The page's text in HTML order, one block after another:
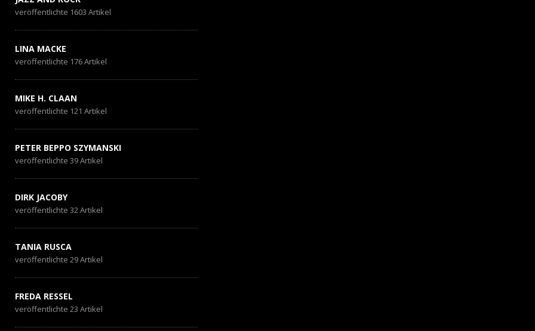
veröffentlichte 1603 Artikel
LINA MACKE
veröffentlichte 176 Artikel
MIKE H. CLAAN
veröffentlichte 121 Artikel
PETER BEPPO SZYMANSKI
veröffentlichte 39 Artikel
DIRK JACOBY
veröffentlichte 32 Artikel
TANIA RUSCA
veröffentlichte 29 Artikel
FREDA RESSEL
veröffentlichte 23 Artikel